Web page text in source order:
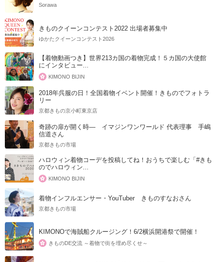
Sorawa
きものクイーンコンテスト2022 出場者募集中
ゆかたクイーンコンテスト2026
【着物動画つき】世界213カ国の着物完成！５カ国の大使館
にインタビュー...
KIMONO BIJIN
2018年呉服の日！全国着物イベント開催！きものでフォトラ
リー
京都きもの京小町東京店
奇跡の扉が開く時― イマジンワンワールド 代表理事 手嶋
信道さん
京都きもの市場
ハロウィン着物コーデを投稿してね！おうちで楽しむ「#きも
のでハロウィン...
KIMONO BIJIN
着物インフルエンサー・YouTuber きものすなおさん
京都きもの市場
KIMONOで海賊船クルージング！6/2横浜開港祭で開催！
きものDE交流 ～着物で街を埋め尽くせ～